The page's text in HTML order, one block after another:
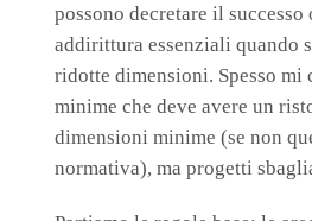
possono decretare il
addirittura essenziali quando
ridotte dimensioni. Spesso mi
minime che deve avere un
dimensioni minime (se non
normativa), ma progetti